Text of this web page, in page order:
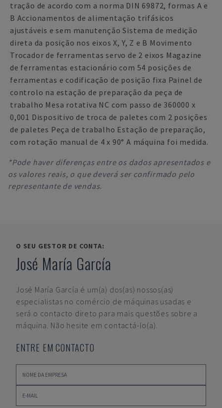
tração de acordo com a norma DIN 69872, formas A e
B Accionamentos de alimentação trifásicos
ajustáveis e sem manutenção Sistema de medição
direta da posição nos eixos X, Y, Z e B Movimento
Trocador de ferramentas servo de 2 eixos Magazine
de ferramentas estacionário com 54 posições de
ferramentas e codificação de posição fixa Painel de
controlo na estação de preparação da peça de
trabalho Mesa rotativa NC com passo de 360000 x
0,001 Dispositivo de troca de paletes com 2 posições
de paletes Peça de trabalho Estação de preparação,
com rotação manual de 4 x 90° A máquina foi medida.
*Pode haver diferenças entre os dados apresentados e
os valores reais, o que deverá ser confirmado pelo
representante de vendas.
O SEU GESTOR DE CONTA:
José María García
José María García é um(a) dos(as) nossos(as)
especialistas no comércio de máquinas usadas e
será o contacto direto para mais questões sobre a
máquina. Não hesite em contactá-lo(a).
ENTRE EM CONTACTO